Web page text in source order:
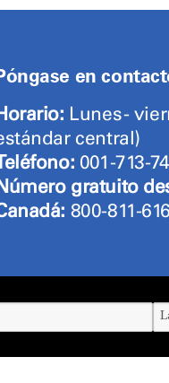
en
Lunes -
central)
001-713-
gratuito
800-811-